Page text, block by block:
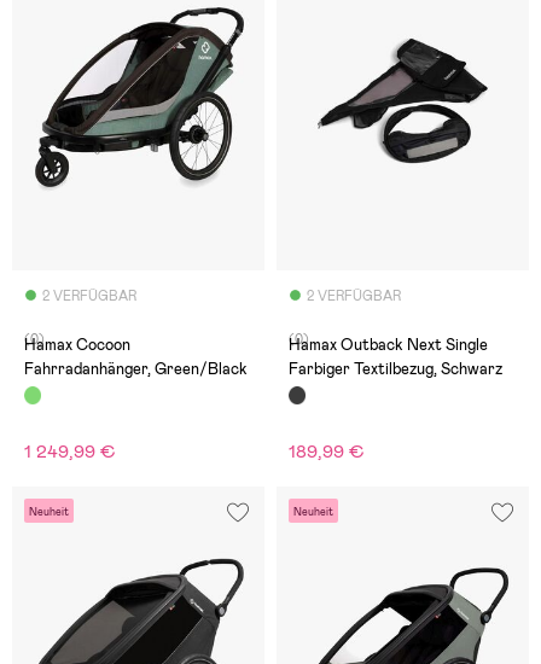
2 VERFÜGBAR
(0)
Hamax Cocoon
Fahrradanhänger, Green/Black
1 249,99 €
2 VERFÜGBAR
(0)
Hamax Outback Next Single
Farbiger Textilbezug, Schwarz
189,99 €
Neuheit Neuheit